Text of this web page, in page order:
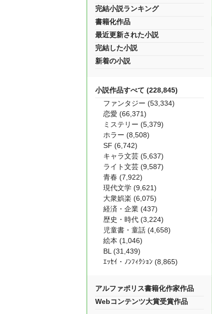
完結小説ランキング
書籍化作品
最近更新された小説
完結した小説
新着の小説
小説作品すべて (228,845)
ファンタジー (53,334)
恋愛 (66,371)
ミステリー (5,379)
ホラー (8,508)
SF (6,742)
キャラ文芸 (5,637)
ライト文芸 (9,587)
青春 (7,922)
現代文学 (9,621)
大衆娯楽 (6,075)
経済・企業 (437)
歴史・時代 (3,224)
児童書・童話 (4,658)
絵本 (1,046)
BL (31,439)
ｴｯｾｲ・ﾉﾝﾌｨｸｼｮﾝ (8,865)
アルファポリス書籍化作家作品
Webコンテンツ大賞受賞作品